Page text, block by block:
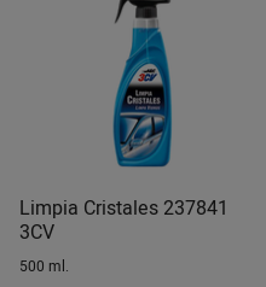
Limpia Cristales 237841
3CV
500 ml.